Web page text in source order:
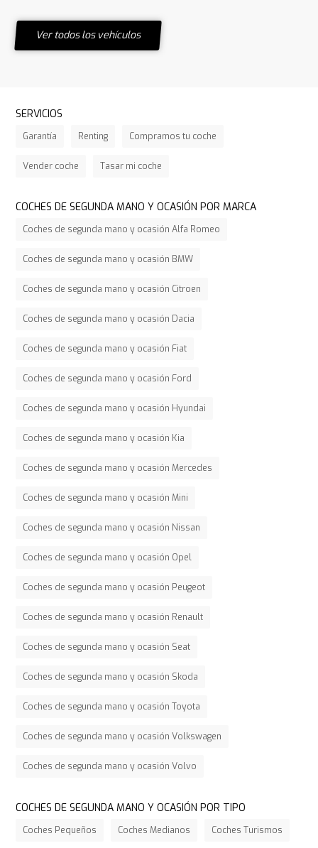
Ver todos los vehículos
SERVICIOS
Garantía Renting Compramos tu coche
Vender coche Tasar mi coche
COCHES DE SEGUNDA MANO Y OCASIÓN POR MARCA
Coches de segunda mano y ocasión Alfa Romeo
Coches de segunda mano y ocasión BMW
Coches de segunda mano y ocasión Citroen
Coches de segunda mano y ocasión Dacia
Coches de segunda mano y ocasión Fiat
Coches de segunda mano y ocasión Ford
Coches de segunda mano y ocasión Hyundai
Coches de segunda mano y ocasión Kia
Coches de segunda mano y ocasión Mercedes
Coches de segunda mano y ocasión Mini
Coches de segunda mano y ocasión Nissan
Coches de segunda mano y ocasión Opel
Coches de segunda mano y ocasión Peugeot
Coches de segunda mano y ocasión Renault
Coches de segunda mano y ocasión Seat
Coches de segunda mano y ocasión Skoda
Coches de segunda mano y ocasión Toyota
Coches de segunda mano y ocasión Volkswagen
Coches de segunda mano y ocasión Volvo
COCHES DE SEGUNDA MANO Y OCASIÓN POR TIPO
Coches Pequeños Coches Medianos Coches Turismos